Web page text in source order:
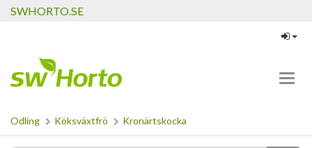
SWHORTO.SE
Odling Köksväxtfrö Kronärtskocka